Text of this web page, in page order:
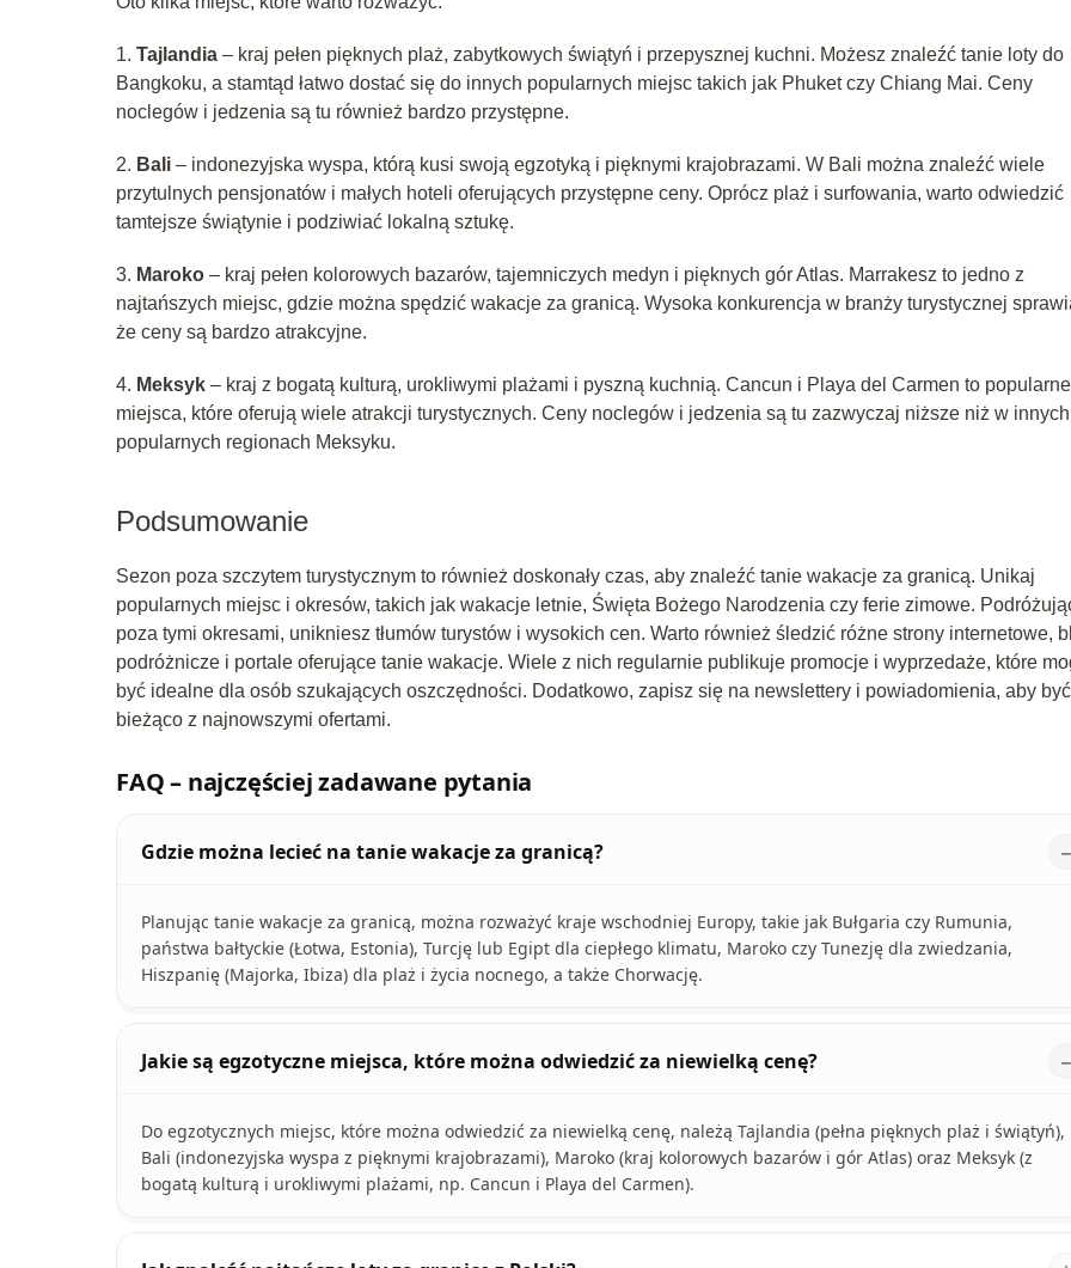
1. Tajlandia – kraj pełen pięknych plaż, zabytkowych świątyń i przepysznej kuchni. Możesz znaleźć tanie loty do
Bangkoku, a stamtąd łatwo dostać się do innych popularnych miejsc takich jak Phuket czy Chiang Mai. Ceny
noclegów i jedzenia są tu również bardzo przystępne.
2. Bali – indonezyjska wyspa, którą kusi swoją egzotyką i pięknymi krajobrazami. W Bali można znaleźć wiele
przytulnych pensjonatów i małych hoteli oferujących przystępne ceny. Oprócz plaż i surfowania, warto odwiedzić
tamtejsze świątynie i podziwiać lokalną sztukę.
3. Maroko – kraj pełen kolorowych bazarów, tajemniczych medyn i pięknych gór Atlas. Marrakesz to jedno z
najtańszych miejsc, gdzie można spędzić wakacje za granicą. Wysoka konkurencja w branży turystycznej
że ceny są bardzo atrakcyjne.
4. Meksyk – kraj z bogatą kulturą, urokliwymi plażami i pyszną kuchnią. Cancun i Playa del Carmen to popularne
miejsca, które oferują wiele atrakcji turystycznych. Ceny noclegów i jedzenia są tu zazwyczaj niższe niż w innych
popularnych regionach Meksyku.
Podsumowanie
Sezon poza szczytem turystycznym to również doskonały czas, aby znaleźć tanie wakacje za granicą. Unikaj
popularnych miejsc i okresów, takich jak wakacje letnie, Święta Bożego Narodzenia czy ferie zimowe.
poza tymi okresami, unikniesz tłumów turystów i wysokich cen. Warto również śledzić różne strony internetowe,
podróżnicze i portale oferujące tanie wakacje. Wiele z nich regularnie publikuje promocje i wyprzedaże, które
być idealne dla osób szukających oszczędności. Dodatkowo, zapisz się na newslettery i powiadomienia, aby
bieżąco z najnowszymi ofertami.
FAQ – najczęściej zadawane pytania
Gdzie można lecieć na tanie wakacje za granicą?
Planując tanie wakacje za granicą, można rozważyć kraje wschodniej Europy, takie jak Bułgaria czy Rumunia,
państwa bałtyckie (Łotwa, Estonia), Turcję lub Egipt dla ciepłego klimatu, Maroko czy Tunezję dla zwiedzania,
Hiszpanię (Majorka, Ibiza) dla plaż i życia nocnego, a także Chorwację.
Jakie są egzotyczne miejsca, które można odwiedzić za niewielką cenę?
Do egzotycznych miejsc, które można odwiedzić za niewielką cenę, należą Tajlandia (pełna pięknych plaż i świątyń),
Bali (indonezyjska wyspa z pięknymi krajobrazami), Maroko (kraj kolorowych bazarów i gór Atlas) oraz Meksyk (z
bogatą kulturą i urokliwymi plażami, np. Cancun i Playa del Carmen).